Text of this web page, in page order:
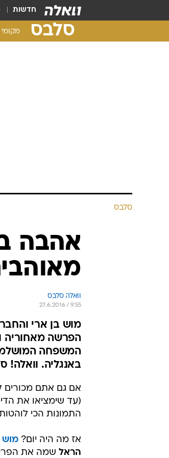
חדשות
סלבס מקומי
סלבס
וואלה סלבס
27.6.2016 / 9:55
מוש בן ארי
הפרשה מאחוריה
המשפחה
באנגליה. וואלה!
אם גם אתם מכורים
(עד שימציאו את
התמונות הכי
אז מה היה יום? מוש
הראל שמה את